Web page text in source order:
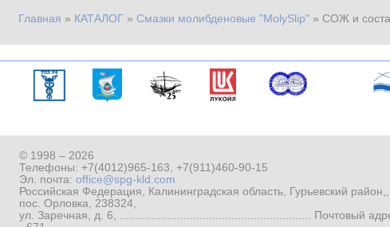
Главная » КАТАЛОГ »Смазки молибденовые "MolySlip" » СОЖ и
© 1998 – 2026
Телефоны: +7(4012)965-163 +7(911)460-90-15
Эл. почта: office@spg-kld.com
Российская Федерация, Калининградская область, Гурьевский район,,
пос. Орловка, 238324,
ул. Заречная, д. 6, ............................................................ Почтовый